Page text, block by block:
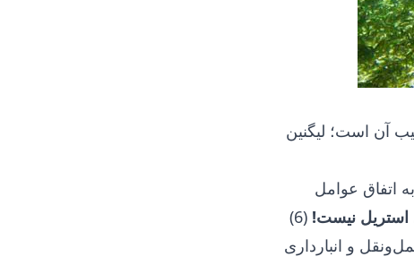
آن است؛ لیگنین
اتفاق عوامل
استریل نیست!
(6)
و انبارداری